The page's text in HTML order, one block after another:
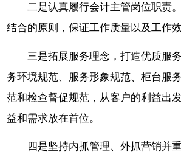
二是认真履行会计主管岗位职责
结合的原则，保证工作质量以及工作
三是拓展服务理念，打造优质服
务环境规范、服务形象规范、柜台服
范和检查督促规范，从客户的利益出
益和需求放在首位。
四是坚持内抓管理、外抓营销并